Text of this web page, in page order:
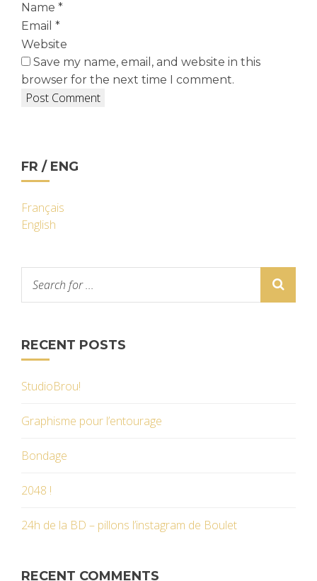
Name *
Email *
Website
Save my name, email, and website in this
browser for the next time I comment.
FR / ENG
Français
English
RECENT POSTS
StudioBrou!
Graphisme pour l’entourage
Bondage
2048 !
24h de la BD – pillons l’instagram de Boulet
RECENT COMMENTS